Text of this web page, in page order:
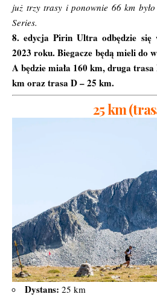
już trzy trasy i ponownie 66 km
Series.
8. edycja Pirin Ultra odbędzie się
2023 roku. Biegacze będą mieli do
A będzie miała 160 km, druga
km oraz trasa D – 25 km.
25 km
Dystans: 25 km